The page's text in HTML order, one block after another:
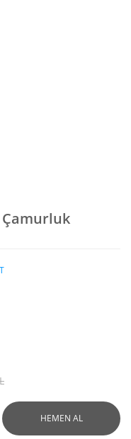
Çamurluk
HEMEN AL